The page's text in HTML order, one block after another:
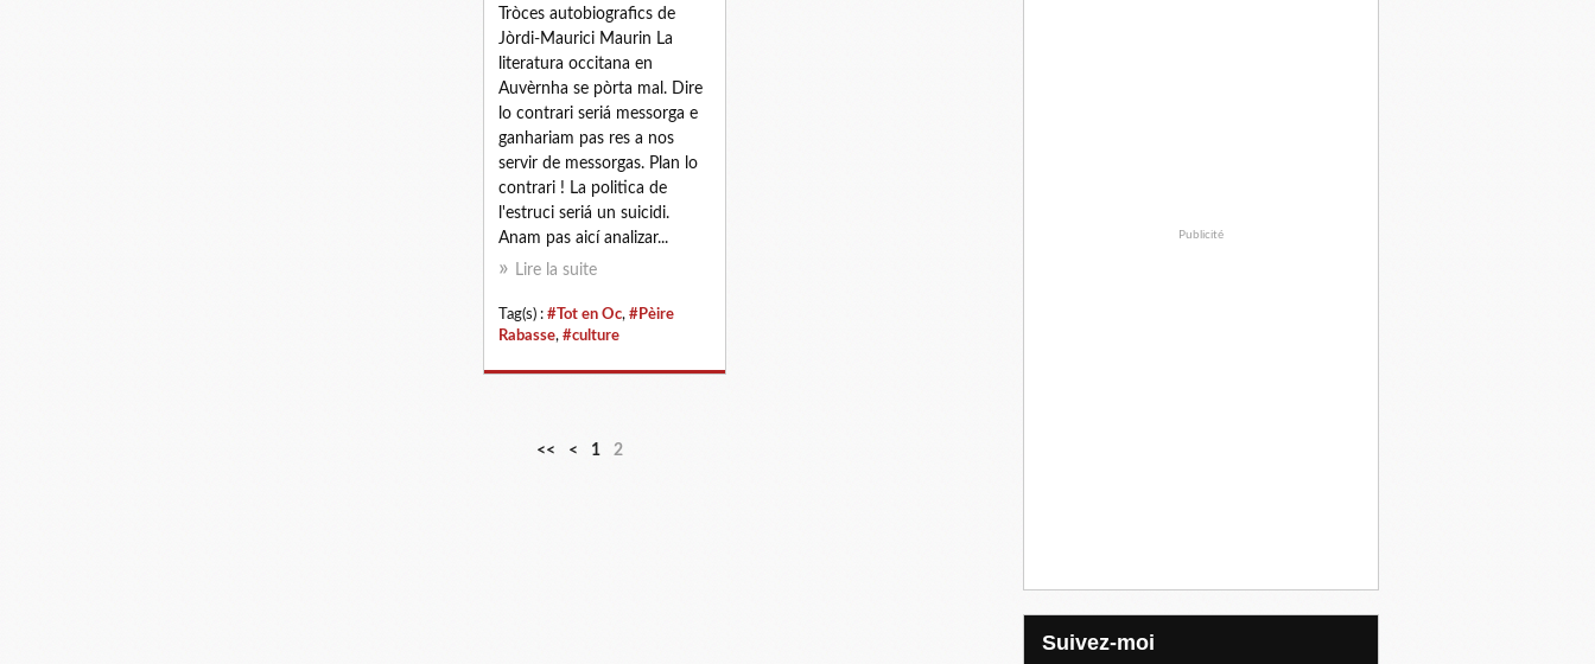
Tròces autobiografics de
Jòrdi-Maurici Maurin La
literatura occitana en
Auvèrnha se pòrta mal. Dire
lo contrari seriá messorga e
ganhariam pas res a nos
servir de messorgas. Plan lo
contrari ! La politica de
l'estruci seriá un suicidi.
Anam pas aicí analizar...
Lire la suite
Tag(s) : #Tot en Oc, #Pèire
Rabasse, #culture
<< < 1 2
Publicité
Suivez-moi